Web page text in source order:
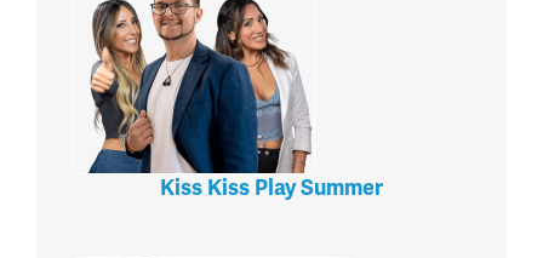
Kiss Kiss Play Summer